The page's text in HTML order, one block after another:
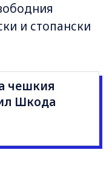
и стопански
чешкия
Шкода